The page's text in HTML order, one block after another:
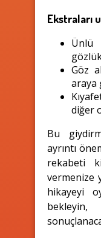
Ekstraları
Ünlü
Göz
araya
diğer
Bu
ayrıntı
rekabeti
vermenize
hikayeyi